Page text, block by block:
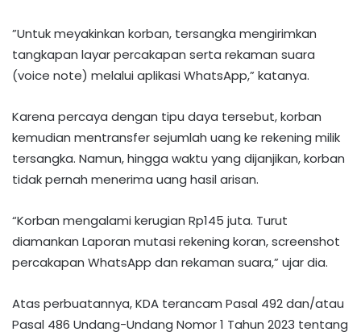
‎‎”Untuk meyakinkan korban, tersangka mengirimkan
tangkapan layar percakapan serta rekaman suara
(voice note) melalui aplikasi WhatsApp,” katanya.
Karena percaya dengan tipu daya tersebut, korban
kemudian mentransfer sejumlah uang ke rekening milik
tersangka. Namun, hingga waktu yang dijanjikan, korban
tidak pernah menerima uang hasil arisan. ‎‎
“Korban mengalami kerugian Rp145 juta. Turut
diamankan Laporan mutasi rekening koran, screenshot
percakapan WhatsApp dan ​rekaman suara,” ujar dia.
‎‎Atas perbuatannya, KDA terancam Pasal 492 dan/atau
Pasal 486 Undang-Undang Nomor 1 Tahun 2023 tentang